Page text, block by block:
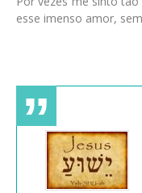
esse imenso amor,